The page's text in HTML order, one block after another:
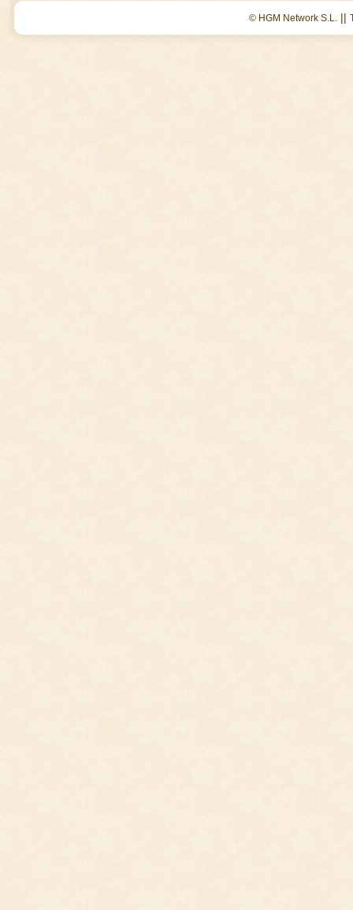
© HGM Network S.L. ||